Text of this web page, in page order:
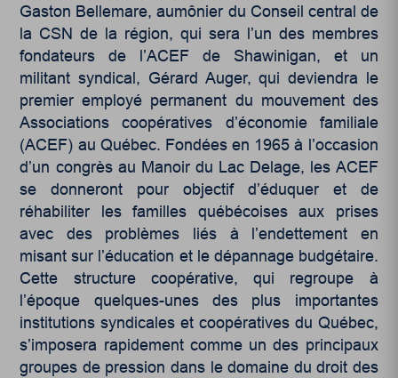
Gaston Bellemare, aumônier du Conseil central de
la CSN de la région, qui sera l’un des membres
fondateurs de l’ACEF de Shawinigan, et un
militant syndical, Gérard Auger, qui deviendra le
premier employé permanent du mouvement des
Associations coopératives d’économie familiale
(ACEF) au Québec. Fondées en 1965 à l’occasion
d’un congrès au Manoir du Lac Delage, les ACEF
se donneront pour objectif d’éduquer et de
réhabiliter les familles québécoises aux prises
avec des problèmes liés à l’endettement en
misant sur l’éducation et le dépannage budgétaire.
Cette structure coopérative, qui regroupe à
l’époque quelques-unes des plus importantes
institutions syndicales et coopératives du Québec,
s’imposera rapidement comme un des principaux
groupes de pression dans le domaine du droit des